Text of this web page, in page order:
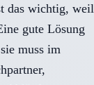
das wichtig, weil
gute Lösung
muss im